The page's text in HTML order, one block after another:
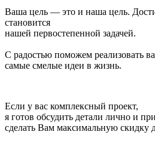
Ваша цель — это и наша цель.
становится
нашей первостепенной задачей.
С радостью поможем реализовать
самые смелые идеи в жизнь.
Если у вас комплексный проект,
я готов обсудить детали лично и
сделать Вам максимальную скидку